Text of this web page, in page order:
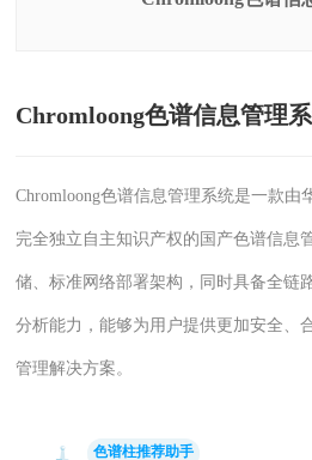
Chromloong色谱信息管理
Chromloong色谱信息管理系统是一款由
完全独立自主知识产权的国产色谱信息
储、标准网络部署架构，同时具备全链
分析能力，能够为用户提供更加安全、
管理解决方案。
色谱柱推荐助手